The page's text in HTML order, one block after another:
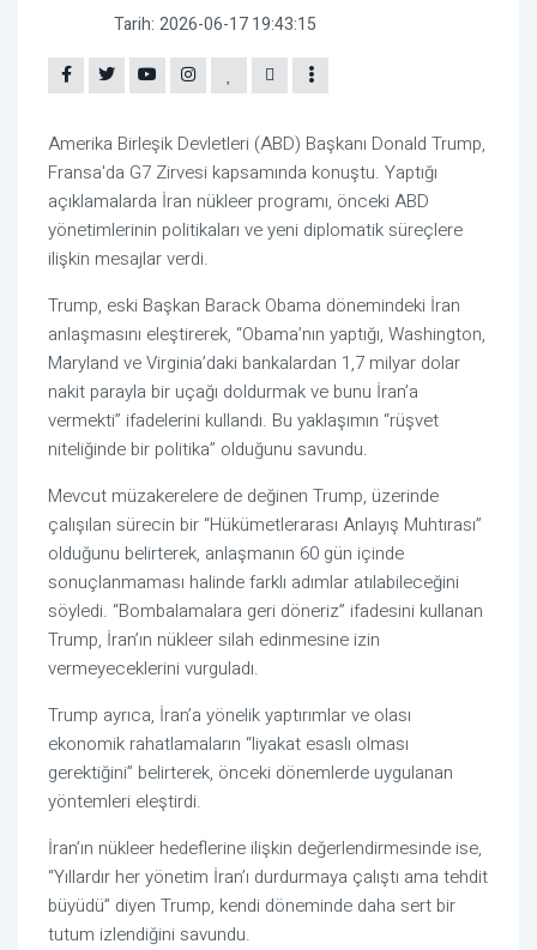
Tarih: 2026-06-17 19:43:15
Amerika Birleşik Devletleri (ABD) Başkanı Donald Trump,
Fransa'da G7 Zirvesi kapsamında konuştu. Yaptığı
açıklamalarda İran nükleer programı, önceki ABD
yönetimlerinin politikaları ve yeni diplomatik süreçlere
ilişkin mesajlar verdi.
Trump, eski Başkan Barack Obama dönemindeki İran
anlaşmasını eleştirerek, “Obama’nın yaptığı, Washington,
Maryland ve Virginia’daki bankalardan 1,7 milyar dolar
nakit parayla bir uçağı doldurmak ve bunu İran’a
vermekti” ifadelerini kullandı. Bu yaklaşımın “rüşvet
niteliğinde bir politika” olduğunu savundu.
Mevcut müzakerelere de değinen Trump, üzerinde
çalışılan sürecin bir “Hükümetlerarası Anlayış Muhtırası”
olduğunu belirterek, anlaşmanın 60 gün içinde
sonuçlanmaması halinde farklı adımlar atılabileceğini
söyledi. “Bombalamalara geri döneriz” ifadesini kullanan
Trump, İran’ın nükleer silah edinmesine izin
vermeyeceklerini vurguladı.
Trump ayrıca, İran’a yönelik yaptırımlar ve olası
ekonomik rahatlamaların “liyakat esaslı olması
gerektiğini” belirterek, önceki dönemlerde uygulanan
yöntemleri eleştirdi.
İran’ın nükleer hedeflerine ilişkin değerlendirmesinde ise,
“Yıllardır her yönetim İran’ı durdurmaya çalıştı ama tehdit
büyüdü” diyen Trump, kendi döneminde daha sert bir
tutum izlendiğini savundu.